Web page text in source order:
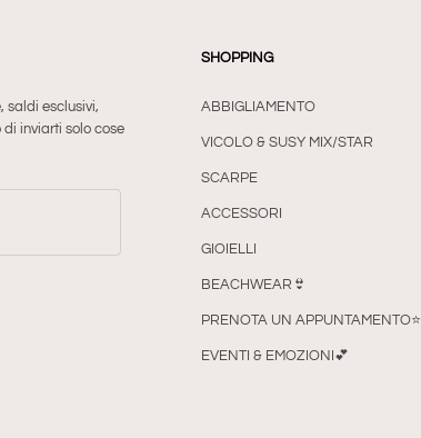
saldi esclusivi,
inviarti solo cose
SHOPPING
ABBIGLIAMENTO
VICOLO & SUSY MIX/STAR
SCARPE
ACCESSORI
GIOIELLI
BEACHWEAR👙
PRENOTA UN APPUNTAMENTO⭐
EVENTI & EMOZIONI💕